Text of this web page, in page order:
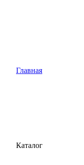
Главная
Каталог